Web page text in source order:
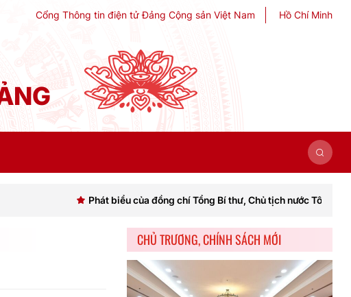
Cổng Thông tin điện tử Đảng Cộng sản Việt Nam Hồ Chí Minh
Phát biểu của đồng chí Tổng Bí thư, Chủ tịch nước Tô Lâm khai mạc
CHỦ TRƯƠNG, CHÍNH SÁCH MỚI